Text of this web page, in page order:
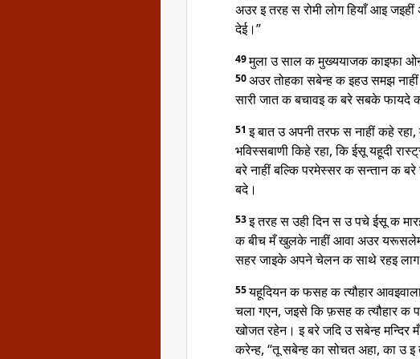
अउर इ तरह स रोमी लोग हियाँ आइ
देई।”
49मुला उ साल क मुख्ययाजक काइफा
50अउर तोहका सबेन्ह क इहउ समझ
सारी जात क बचावइ क बरे सबके फायदे
51इ बात उ अपनी तरफ स नाहीं कहे
भविस्सबाणी किहे रहा, कि ईसू यहूदी
बरे नाहीं बल्कि परमेस्सर क सन्तान क
बदे।
53इ तरह स उही दिन स उ पचे ईसू क
क बीच मँ खुलके नाहीं आवा अउर
सहर जाइके अपने चेलन क साथे रहइ
55यहूदियन क फसह क त्यौहार
चला गएन, जइसे कि फ़सह क त्यौहार क
खोजत रहेन। इ बरे जदि उ सबेन्ह
करेन्ह, “तू सबेन्ह का सोचत अहा, का उ इ